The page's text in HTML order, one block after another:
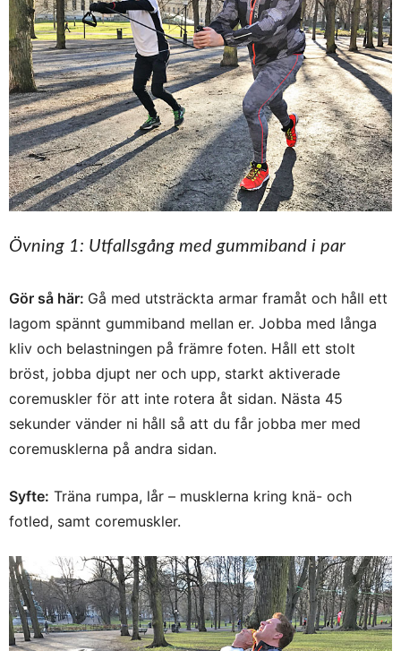
Övning 1: Utfallsgång med gummiband i par
Gör så här: Gå med utsträckta armar framåt och håll ett
lagom spännt gummiband mellan er. Jobba med långa
kliv och belastningen på främre foten. Håll ett stolt
bröst, jobba djupt ner och upp, starkt aktiverade
coremuskler för att inte rotera åt sidan. Nästa 45
sekunder vänder ni håll så att du får jobba mer med
coremusklerna på andra sidan.
Syfte: Träna rumpa, lår – musklerna kring knä- och
fotled, samt coremuskler.